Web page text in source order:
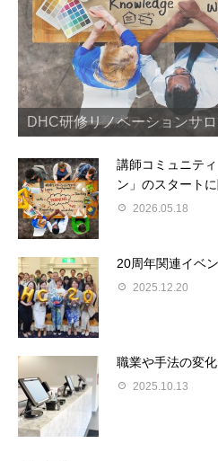
トレーナー養成ワークショッ
DHC研修リノベーションサ
研修リノベーション支援
「参加者主体の研修手法」と
講師コミュニテ
ン」のスタート
2026.05.18
20周年関連イベ
2025.12.20
職業や手法の変化
2025.10.13